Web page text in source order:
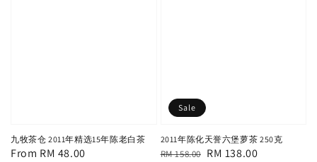
九牧茶仓 2011年精选15年陈老白茶
Regular
From RM 48.00
Sale
2011年陈化天誉六堡萝茶 250克
Regular
RM 158.00 Sale
RM 138.00